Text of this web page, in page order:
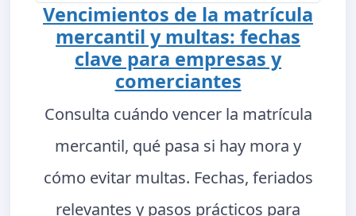
Vencimientos de la matrícula
mercantil y multas: fechas
clave para empresas y
comerciantes
Consulta cuándo vencer la matrícula
mercantil, qué pasa si hay mora y
cómo evitar multas. Fechas, feriados
relevantes y pasos prácticos para